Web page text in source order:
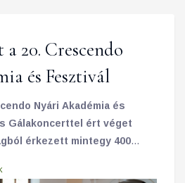
20. Crescendo
és Fesztivál
Nyári Akadémia és
Gálakoncerttel ért véget
érkezett mintegy 400
mesterkurzussal és